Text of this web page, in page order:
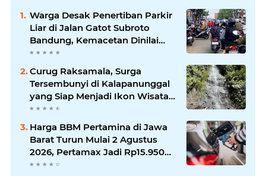
Warga Desak Penertiban Parkir
Liar di Jalan Gatot Subroto
Bandung, Kemacetan Dinilai
Makin Mengkhawatirkan
Curug Raksamala, Surga
Tersembunyi di Kalapanunggal
yang Siap Menjadi Ikon Wisata
Alam Baru Kabupaten
Harga BBM Pertamina di Jawa
Barat Turun Mulai 2 Agustus
2026, Pertamax Jadi Rp15.950
per Liter, Cek Daftar Harga